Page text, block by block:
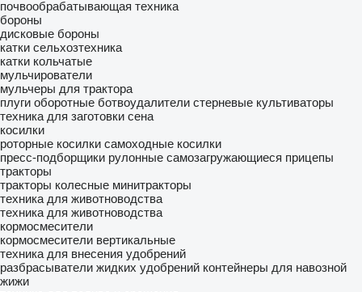
почвообрабатывающая техника
бороны
дисковые бороны
катки сельхозтехника
катки кольчатые
мульчирователи
мульчеры для трактора
плуги оборотные ботвоудалители стерневые культиваторы
техника для заготовки сена
косилки
роторные косилки самоходные косилки
пресс-подборщики рулонные самозагружающиеся прицепы
тракторы
тракторы колесные минитракторы
техника для животноводства
техника для животноводства
кормосмесители
кормосмесители вертикальные
техника для внесения удобрений
разбрасыватели жидких удобрений контейнеры для навозной
жижи